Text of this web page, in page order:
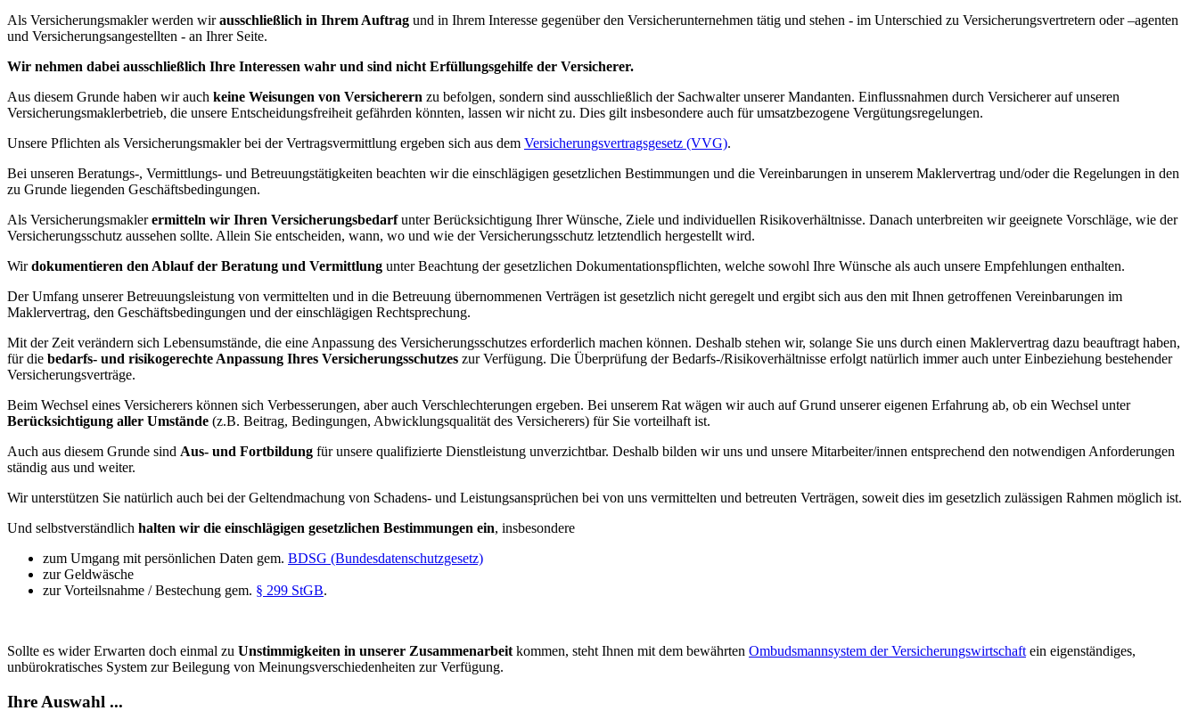
Als Versicherungsmakler werden wirausschließlich in Ihrem Auftrag und in Ihrem Interesse gegenüber den Versicherunternehmen tätig und stehen - im Unterschied zu Versicherungsvertretern oder –agenten
und Versicherungsangestellten - an Ihrer Seite.
Wir nehmen dabei ausschließlich Ihre Interessen wahr und sind nicht Erfüllungsgehilfe der Versicherer.
Aus diesem Grunde haben wir auch keine Weisungen von Versicherern zu befolgen, sondern sind ausschließlich der Sachwalter unserer Mandanten. Einflussnahmen durch Versicherer auf unseren
Versicherungsmaklerbetrieb, die unsere Entscheidungsfreiheit gefährden könnten, lassen wir nicht zu. Dies gilt insbesondere auch für umsatzbezogene Vergütungsregelungen.
Unsere Pflichten als Versicherungsmakler bei der Vertragsvermittlung ergeben sich aus dem Versicherungsvertragsgesetz (VVG).
Bei unseren Beratungs-, Vermittlungs- und Betreuungstätigkeiten beachten wir die einschlägigen gesetzlichen Bestimmungen und die Vereinbarungen in unserem Maklervertrag und/oder die Regelungen in den
zu Grunde liegenden Geschäftsbedingungen.
Als Versicherungsmaklerermitteln wir Ihren Versicherungsbedarfunter Berücksichtigung Ihrer Wünsche, Ziele und individuellen Risikoverhältnisse. Danach unterbreiten wir geeignete Vorschläge, wie der
Versicherungsschutz aussehen sollte. Allein Sie entscheiden, wann, wo und wie der Versicherungsschutz letztendlich hergestellt wird.
Wirdokumentieren den Ablauf der Beratung und Vermittlung unter Beachtung der gesetzlichen Dokumentationspflichten, welche sowohl Ihre Wünsche als auch unsere Empfehlungen enthalten.
Der Umfang unserer Betreuungsleistung von vermittelten und in die Betreuung übernommenen Verträgen ist gesetzlich nicht geregelt und ergibt sich aus den mit Ihnen getroffenen Vereinbarungen im
Maklervertrag, den Geschäftsbedingungen und der einschlägigen Rechtsprechung.
Mit der Zeit verändern sich Lebensumstände, die eine Anpassung des Versicherungsschutzes erforderlich machen können. Deshalb stehen wir, solange Sie uns durch einen Maklervertrag dazu beauftragt haben,
für die bedarfs- und risikogerechte Anpassung Ihres Versicherungsschutzes zur Verfügung. Die Überprüfung der Bedarfs-/Risikoverhältnisse erfolgt natürlich immer auch unter Einbeziehung bestehender
Versicherungsverträge.
Beim Wechsel eines Versicherers können sich Verbesserungen, aber auch Verschlechterungen ergeben. Bei unserem Rat wägen wir auch auf Grund unserer eigenen Erfahrung ab, ob ein Wechsel unter
Berücksichtigung aller Umstände (z.B. Beitrag, Bedingungen, Abwicklungsqualität des Versicherers) für Sie vorteilhaft ist.
Auch aus diesem Grunde sind Aus- und Fortbildung für unsere qualifizierte Dienstleistung unverzichtbar. Deshalb bilden wir uns und unsere Mitarbeiter/innen entsprechend den notwendigen Anforderungen
ständig aus und weiter.
Wir unterstützen Sie natürlich auch bei der Geltendmachung von Schadens- und Leistungsansprüchen bei von uns vermittelten und betreuten Verträgen, soweit dies im gesetzlich zulässigen Rahmen möglich ist.
Und selbstverständlich halten wir die einschlägigen gesetzlichen Bestimmungen ein, insbesondere
zum Umgang mit persönlichen Daten gem. BDSG (Bundesdatenschutzgesetz)
zur Geldwäsche
zur Vorteilsnahme / Bestechung gem. § 299 StGB.
Sollte es wider Erwarten doch einmal zu Unstimmigkeiten in unserer Zusammenarbeit kommen, steht Ihnen mit dem bewährten Ombudsmannsystem der Versicherungswirtschaft ein eigenständiges,
unbürokratisches System zur Beilegung von Meinungsverschiedenheiten zur Verfügung.
Ihre Auswahl ...